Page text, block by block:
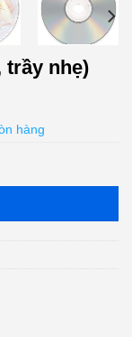
trầy nhẹ)
hàng